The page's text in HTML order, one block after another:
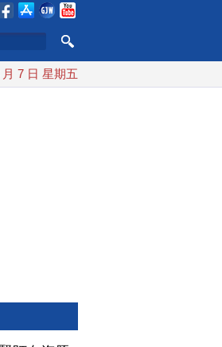
能登陸中國
月 7 日 星期五